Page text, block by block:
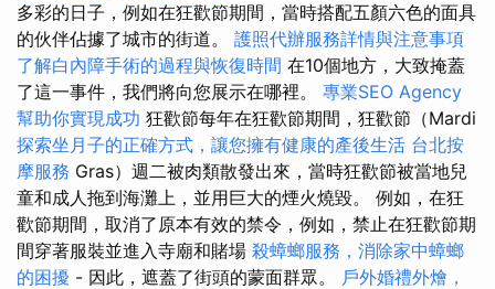
多彩的日子，例如在狂歡節期間，當時搭配五顏六色的面具
的伙伴佔據了城市的街道。 護照代辦服務詳情與注意事項
了解白內障手術的過程與恢復時間 在10個地方，大致掩蓋
了這一事件，我們將向您展示在哪裡。 專業SEO Agency
幫助你實現成功 狂歡節每年在狂歡節期間，狂歡節（Mardi
探索坐月子的正確方式，讓您擁有健康的產後生活 台北按
摩服務 Gras）週二被肉類散發出來，當時狂歡節被當地兒
童和成人拖到海灘上，並用巨大的煙火燒毀。 例如，在狂
歡節期間，取消了原本有效的禁令，例如，禁止在狂歡節期
間穿著服裝並進入寺廟和賭場 殺蟑螂服務，消除家中蟑螂
的困擾 - 因此，遮蓋了街頭的蒙面群眾。 戶外婚禮外燴，